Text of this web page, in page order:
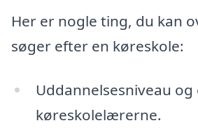
Her er nogle ting, du kan
søger efter en køreskole:
Uddannelsesniveau
køreskolelærerne.